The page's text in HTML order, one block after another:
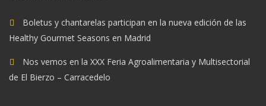
Boletus y chantarelas participan en la nueva edición de las
Healthy Gourmet Seasons en Madrid
Nos vemos en la XXX Feria Agroalimentaria y Multisectorial
de El Bierzo – Carracedelo